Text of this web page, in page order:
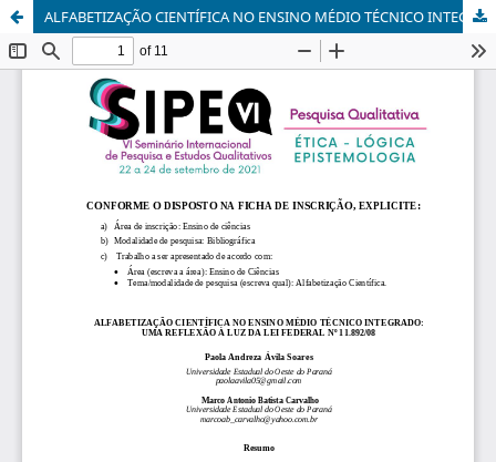
ALFABETIZAÇÃO CIENTÍFICA NO ENSINO MÉDIO TÉCNICO INTEGRADO UMA REFLEXÃO À LUZ DA LEI FEDERAL